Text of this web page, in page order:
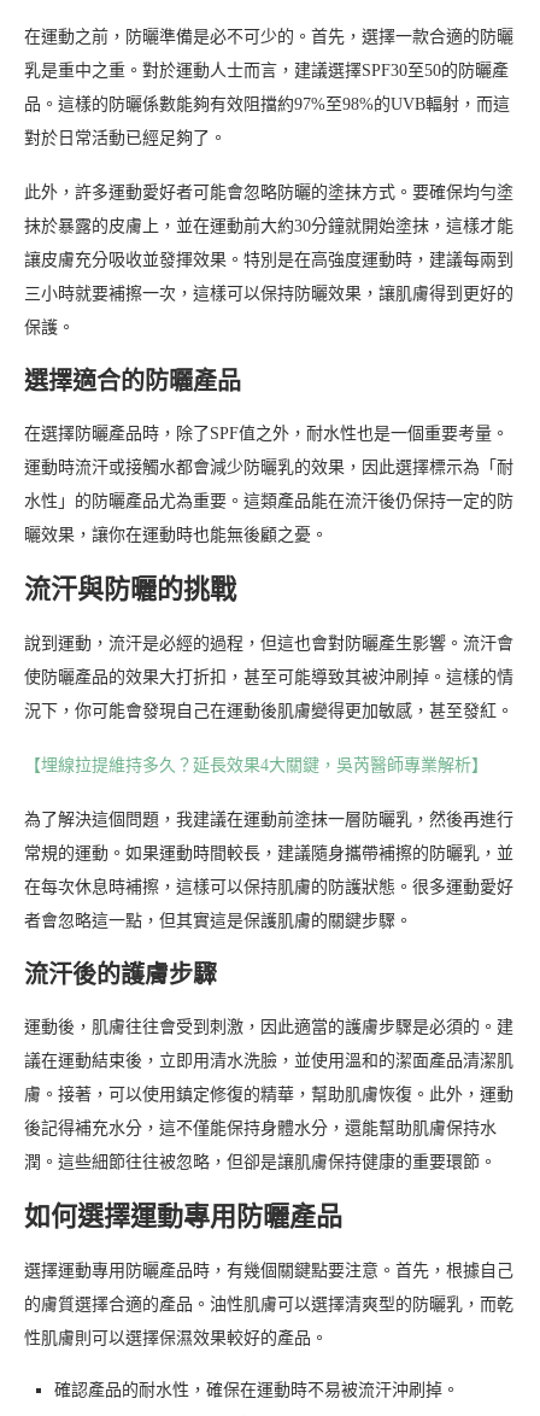
在運動之前，防曬準備是必不可少的。首先，選擇一款合適的防曬
乳是重中之重。對於運動人士而言，建議選擇SPF30至50的防曬產
品。這樣的防曬係數能夠有效阻擋約97%至98%的UVB輻射，而這
對於日常活動已經足夠了。
此外，許多運動愛好者可能會忽略防曬的塗抹方式。要確保均勻塗
抹於暴露的皮膚上，並在運動前大約30分鐘就開始塗抹，這樣才能
讓皮膚充分吸收並發揮效果。特別是在高強度運動時，建議每兩到
三小時就要補擦一次，這樣可以保持防曬效果，讓肌膚得到更好的
保護。
選擇適合的防曬產品
在選擇防曬產品時，除了SPF值之外，耐水性也是一個重要考量。
運動時流汗或接觸水都會減少防曬乳的效果，因此選擇標示為「耐
水性」的防曬產品尤為重要。這類產品能在流汗後仍保持一定的防
曬效果，讓你在運動時也能無後顧之憂。
流汗與防曬的挑戰
說到運動，流汗是必經的過程，但這也會對防曬產生影響。流汗會
使防曬產品的效果大打折扣，甚至可能導致其被沖刷掉。這樣的情
況下，你可能會發現自己在運動後肌膚變得更加敏感，甚至發紅。
【埋線拉提維持多久？延長效果4大關鍵，吳芮醫師專業解析】
為了解決這個問題，我建議在運動前塗抹一層防曬乳，然後再進行
常規的運動。如果運動時間較長，建議隨身攜帶補擦的防曬乳，並
在每次休息時補擦，這樣可以保持肌膚的防護狀態。很多運動愛好
者會忽略這一點，但其實這是保護肌膚的關鍵步驟。
流汗後的護膚步驟
運動後，肌膚往往會受到刺激，因此適當的護膚步驟是必須的。建
議在運動結束後，立即用清水洗臉，並使用溫和的潔面產品清潔肌
膚。接著，可以使用鎮定修復的精華，幫助肌膚恢復。此外，運動
後記得補充水分，這不僅能保持身體水分，還能幫助肌膚保持水
潤。這些細節往往被忽略，但卻是讓肌膚保持健康的重要環節。
如何選擇運動專用防曬產品
選擇運動專用防曬產品時，有幾個關鍵點要注意。首先，根據自己
的膚質選擇合適的產品。油性肌膚可以選擇清爽型的防曬乳，而乾
性肌膚則可以選擇保濕效果較好的產品。
確認產品的耐水性，確保在運動時不易被流汗沖刷掉。